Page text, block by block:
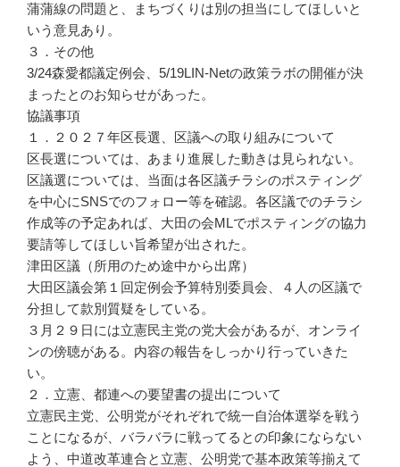
蒲蒲線の問題と、まちづくりは別の担当にしてほしいと
いう意見あり。
３．その他
3/24森愛都議定例会、5/19LIN-Netの政策ラボの開催が決
まったとのお知らせがあった。
協議事項
１．２０２７年区長選、区議への取り組みについて
区長選については、あまり進展した動きは見られない。
区議選については、当面は各区議チラシのポスティング
を中心にSNSでのフォロー等を確認。各区議でのチラシ
作成等の予定あれば、大田の会MLでポスティングの協力
要請等してほしい旨希望が出された。
津田区議（所用のため途中から出席）
大田区議会第１回定例会予算特別委員会、４人の区議で
分担して款別質疑をしている。
３月２９日には立憲民主党の党大会があるが、オンライ
ンの傍聴がある。内容の報告をしっかり行っていきた
い。
２．立憲、都連への要望書の提出について
立憲民主党、公明党がそれぞれで統一自治体選挙を戦う
ことになるが、バラバラに戦ってるとの印象にならない
よう、中道改革連合と立憲、公明党で基本政策等揃えて